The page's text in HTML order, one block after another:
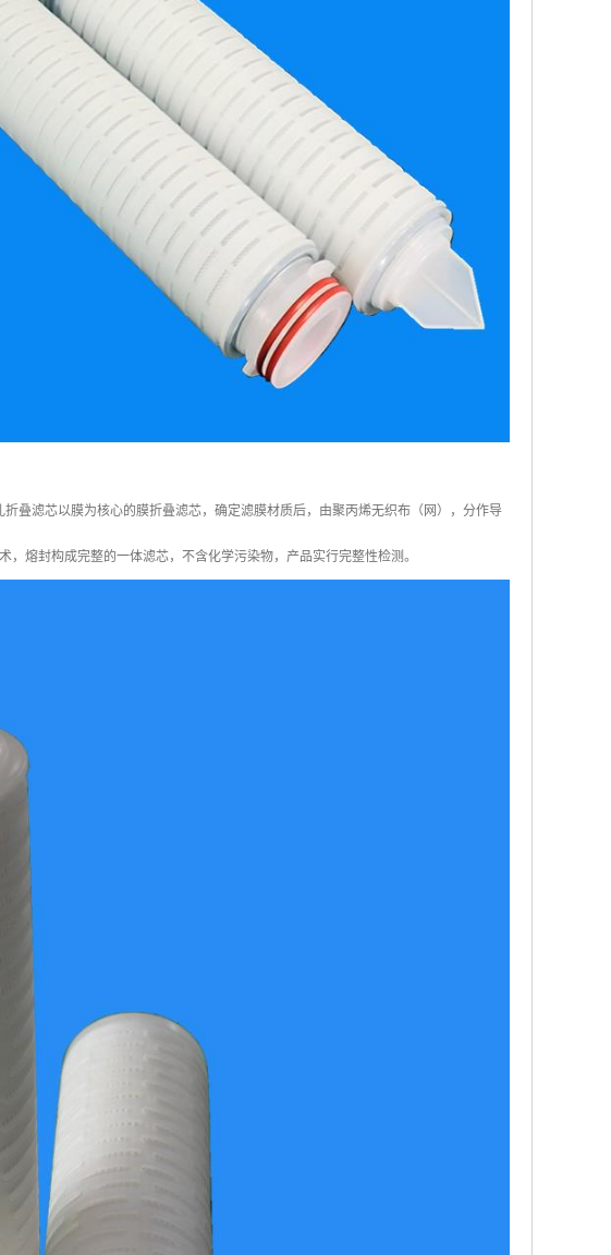
叠滤芯以膜为核心的膜折叠滤芯，确定滤膜材质后，由聚丙烯无织布（网），分作导
熔封构成完整的一体滤芯，不含化学污染物，产品实行完整性检测。